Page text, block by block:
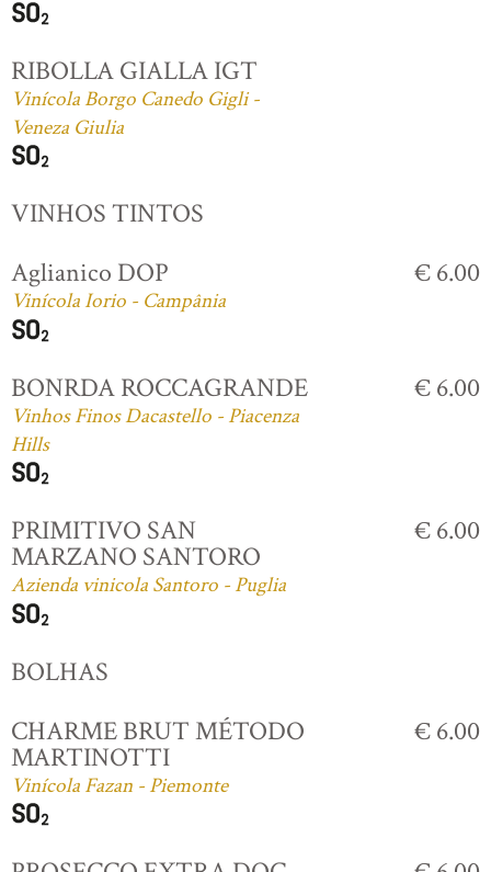
RIBOLLA GIALLA IGT
Vinícola Borgo Canedo Gigli -
Veneza Giulia
VINHOS TINTOS
Aglianico DOP
Vinícola Iorio - Campânia
€ 6.00
BONRDA ROCCAGRANDE
Vinhos Finos Dacastello - Piacenza
Hills
€ 6.00
PRIMITIVO SAN
MARZANO SANTORO
Azienda vinicola Santoro - Puglia
€ 6.00
BOLHAS
CHARME BRUT MÉTODO
MARTINOTTI
Vinícola Fazan - Piemonte
€ 6.00